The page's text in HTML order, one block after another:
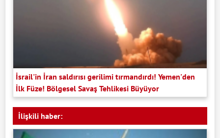
İsrail'in İran saldırısı gerilimi tırmandırdı! Yemen'den
İlk Füze! Bölgesel Savaş Tehlikesi Büyüyor
İlişkili haber: